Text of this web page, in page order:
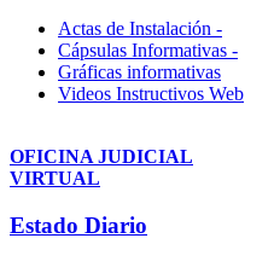
Actas de Instalación -
Cápsulas Informativas -
Gráficas informativas
Videos Instructivos Web
OFICINA JUDICIAL
VIRTUAL
Estado Diario